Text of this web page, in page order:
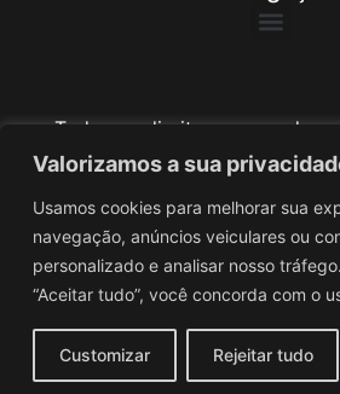
Valorizamos a sua
Usamos cookies para melhorar sua
navegação, anúncios veiculares ou
personalizado e analisar nosso
“Aceitar tudo”, você concorda com o
Customizar Rejeitar tudo
Todos os direitos reservados
Barichello
Desenvolvido por